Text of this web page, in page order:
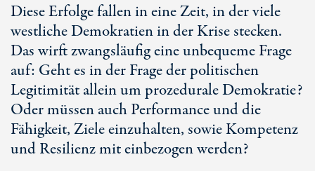
Diese Erfolge fallen in eine Zeit, in der viele
westliche Demokratien in der Krise stecken.
Das wirft zwangsläufig eine unbequeme Frage
auf: Geht es in der Frage der politischen
Legitimität allein um prozedurale Demokratie?
Oder müssen auch Performance und die
Fähigkeit, Ziele einzuhalten, sowie Kompetenz
und Resilienz mit einbezogen werden?